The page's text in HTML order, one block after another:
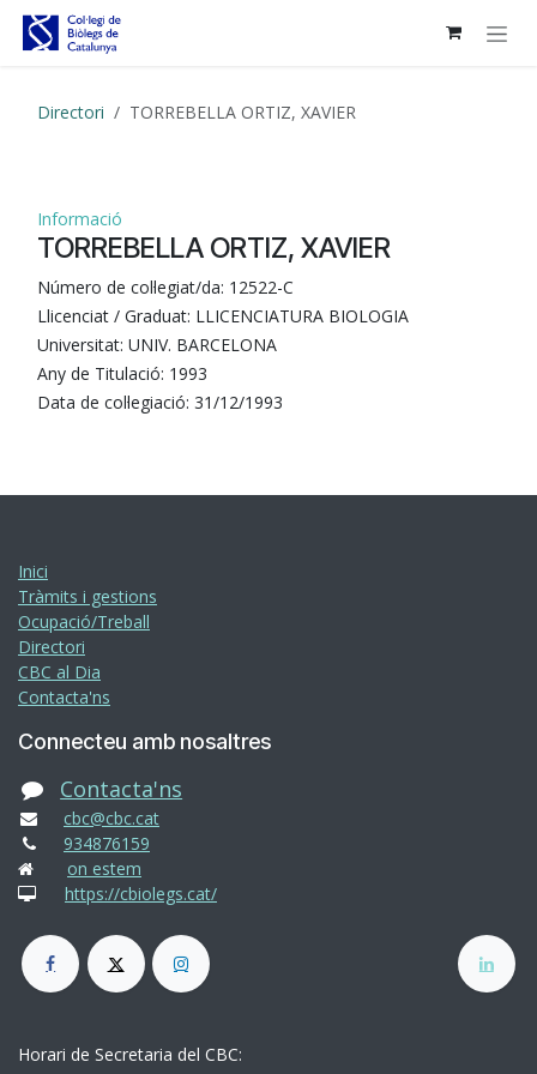
Skip to Content
Directori TORREBELLA ORTIZ, XAVIER
Informació
TORREBELLA ORTIZ, XAVIER
Número de col·legiat/da: 12522-C
Llicenciat / Graduat: LLICENCIATURA BIOLOGIA
Universitat: UNIV. BARCELONA
Any de Titulació: 1993
Data de col·legiació: 31/12/1993
Inici
Tràmits i gestions
Ocupació/Treball
Directori
CBC al Dia
Contacta'ns
Connecteu amb nosaltres
Contacta'ns
cbc@cbc.cat
934876159
on estem
https://cbiolegs.cat/
Horari de Secretaria del CBC: